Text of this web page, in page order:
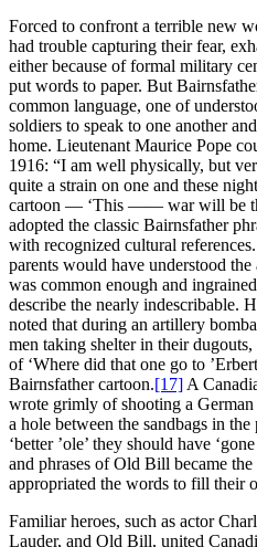
Forced to confront a terrible new
had trouble capturing their fear,
either because of formal military
put words to paper. But
common language, one of
soldiers to speak to one another
home. Lieutenant Maurice Pope
1916: “I am well physically, but
quite a strain on one and these
cartoon — ‘This —— war will be
adopted the classic Bairnsfather
with recognized cultural
parents would have understood
was common enough and
describe the nearly indescribable.
noted that during an artillery
men taking shelter in their
of ‘Where did that one go to
Bairnsfather cartoon.[17] A
wrote grimly of shooting a
a hole between the sandbags in
‘better ’ole’ they should have
and phrases of Old Bill became
appropriated the words to fill their
Familiar heroes, such as actor
Lauder, and Old Bill, united